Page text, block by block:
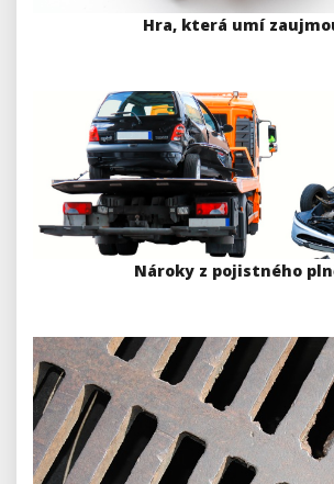
Hra, která umí
Nároky z pojistného